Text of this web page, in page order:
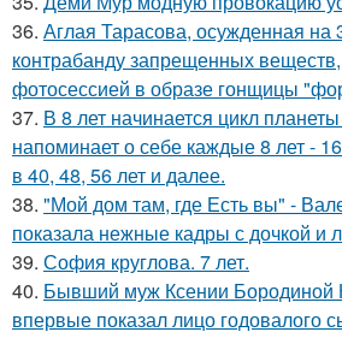
36. Аглая Тарасова, осужденная на
контрабанду запрещенных
фотосессией в образе гонщицы
37. В 8 лет начинается цикл
напоминает о себе каждые 8 лет -
в 40, 48, 56 лет и далее.
38. "Мой дом там, где Есть вы" -
показала нежные кадры с дочкой
39. София круглова. 7 лет.
40. Бывший муж Ксении Бородиной
впервые показал лицо годовалого